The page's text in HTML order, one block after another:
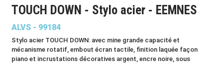
TOUCH DOWN - Stylo acier - EEMNES
ALVS - 99184
Stylo acier TOUCH DOWN: avec mine grande capacité et
mécanisme rotatif, embout écran tactile, finition laquée façon
piano et incrustations décoratives argent, encre noire, sous